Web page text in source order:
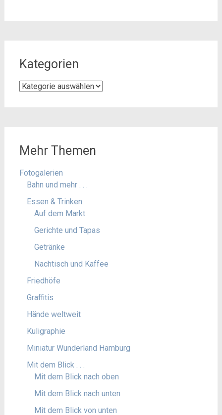
Kategorien
Kategorien
Mehr Themen
Fotogalerien
Bahn und mehr . . .
Essen & Trinken
Auf dem Markt
Gerichte und Tapas
Getränke
Nachtisch und Kaffee
Friedhöfe
Graffitis
Hände weltweit
Kuligraphie
Miniatur Wunderland Hamburg
Mit dem Blick . . .
Mit dem Blick nach oben
Mit dem Blick nach unten
Mit dem Blick von unten